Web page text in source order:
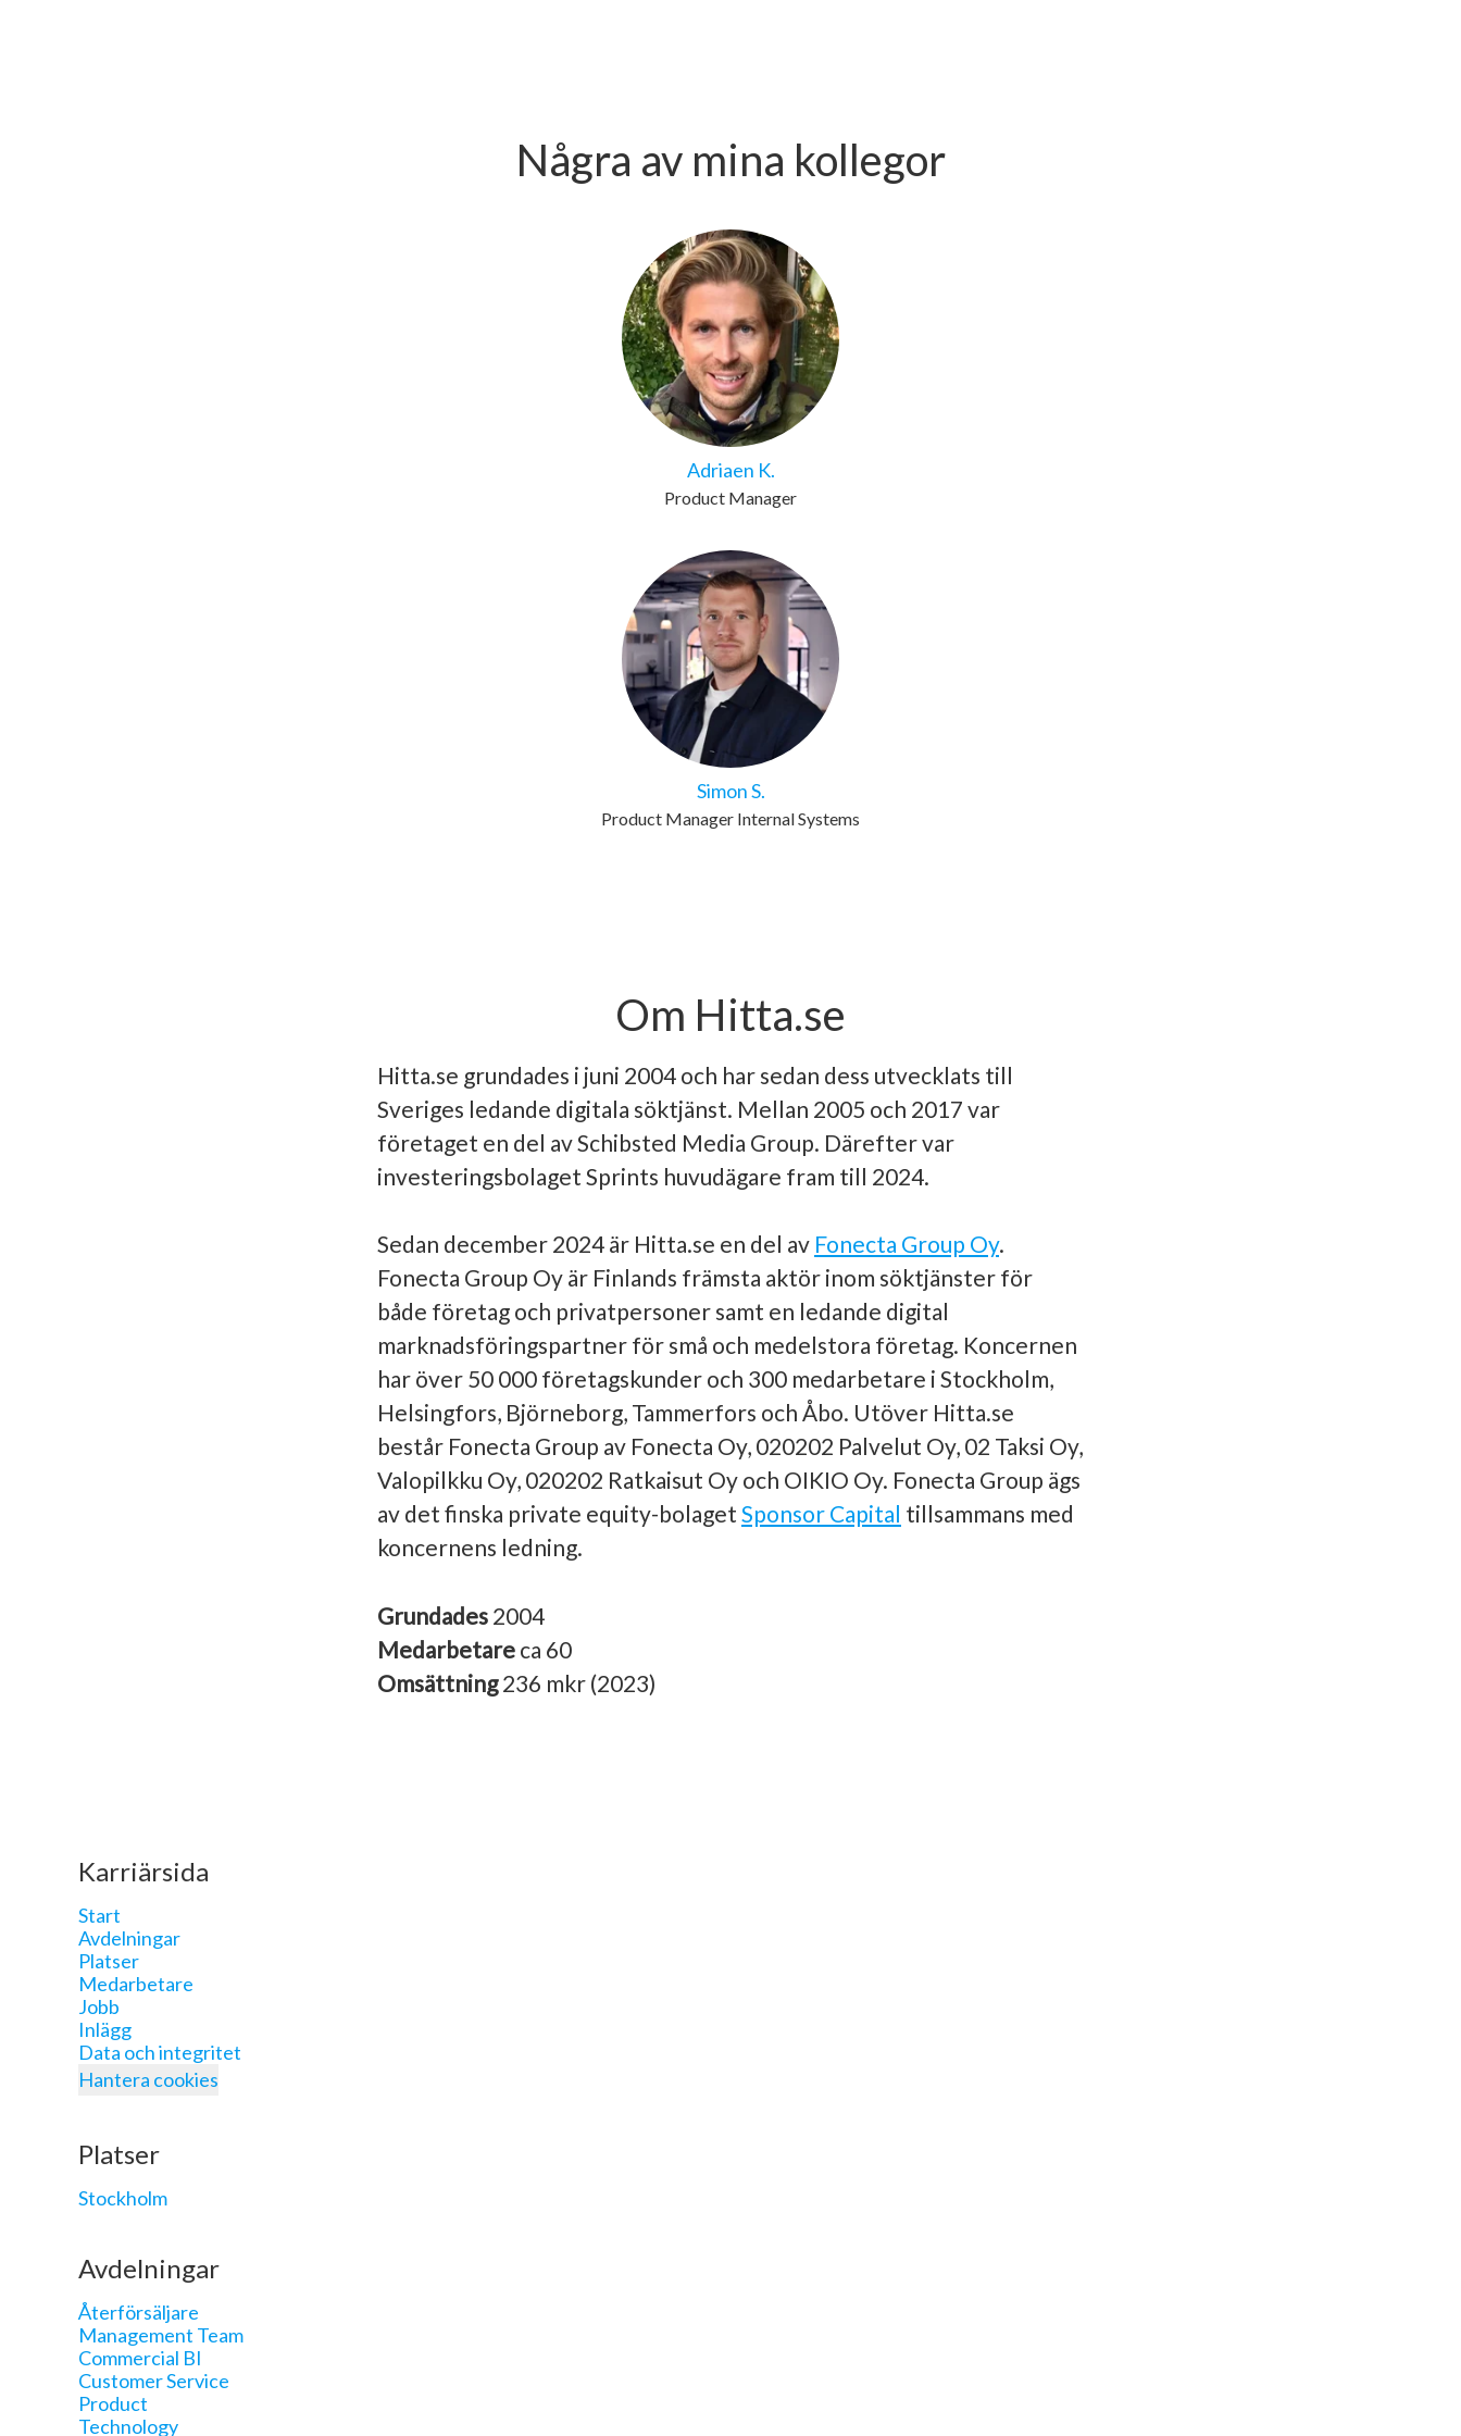
Några av mina kollegor
Adriaen K.
Product Manager
Simon S.
Product Manager Internal Systems
Om Hitta.se
Hitta.se grundades i juni 2004 och har sedan dess utvecklats till
Sveriges ledande digitala söktjänst. Mellan 2005 och 2017 var
företaget en del av Schibsted Media Group. Därefter var
investeringsbolaget Sprints huvudägare fram till 2024.
Sedan december 2024 är Hitta.se en del av Fonecta Group Oy.
Fonecta Group Oy är Finlands främsta aktör inom söktjänster för
både företag och privatpersoner samt en ledande digital
marknadsföringspartner för små och medelstora företag. Koncernen
har över 50 000 företagskunder och 300 medarbetare i Stockholm,
Helsingfors, Björneborg, Tammerfors och Åbo. Utöver Hitta.se
består Fonecta Group av Fonecta Oy, 020202 Palvelut Oy, 02 Taksi Oy,
Valopilkku Oy, 020202 Ratkaisut Oy och OIKIO Oy. Fonecta Group ägs
av det finska private equity-bolaget Sponsor Capital tillsammans med
koncernens ledning.
Grundades 2004
Medarbetare ca 60
Omsättning236 mkr (2023)
Karriärsida
Start
Avdelningar
Platser
Medarbetare
Jobb
Inlägg
Data och integritet
Hantera cookies
Platser
Stockholm
Avdelningar
Återförsäljare
Management Team
Commercial BI
Customer Service
Product
Technology